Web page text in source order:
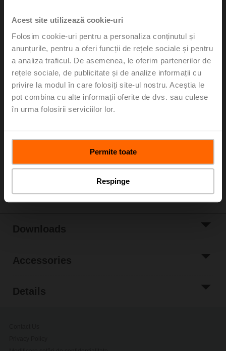
Acest site utilizează cookie-uri
Folosim cookie-uri pentru a personaliza conținutul și
anunțurile, pentru a oferi funcții de rețele sociale și pentru
a analiza traficul. De asemenea, le oferim partenerilor de
rețele sociale, de publicitate și de analize informații cu
privire la modul în care folosiți site-ul nostru. Aceștia le
pot combina cu alte informații oferite de dvs. sau culese
în urma folosirii serviciilor lor.
Permite toate
Respinge
LMV-D3-MOD
VAV-Compact unit – with VAV controller, dynamic Δp
sensor and damper actuator, 5 Nm, BACnet MS/TP,
Application: VAV/CAV, position control
Accessories
Details